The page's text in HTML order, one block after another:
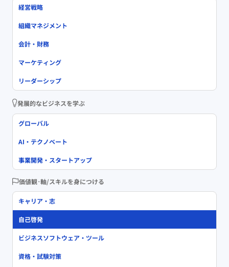
経営戦略
組織マネジメント
会計・財務
マーケティング
リーダーシップ
発展的なビジネスを学ぶ
グローバル
AI・テクノベート
事業開発・スタートアップ
価値観･軸/スキルを身につける
キャリア・志
自己啓発
ビジネスソフトウェア・ツール
資格・試験対策